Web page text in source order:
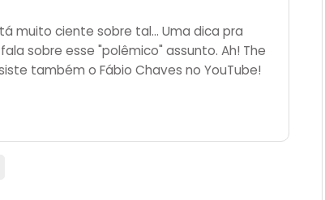
muito ciente sobre tal... Uma dica pra
sobre esse "polêmico" assunto. Ah! The
também o Fábio Chaves no YouTube!